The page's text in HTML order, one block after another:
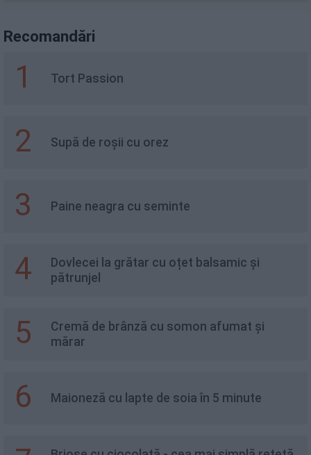
Recomandări
1 Tort Passion
2 Supă de roșii cu orez
3 Paine neagra cu seminte
4
Dovlecei la grătar cu oțet balsamic și
pătrunjel
5
Cremă de brânză cu somon afumat și
mărar
6 Maioneză cu lapte de soia în 5 minute